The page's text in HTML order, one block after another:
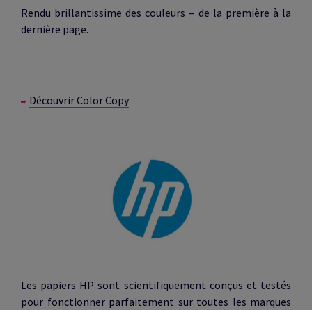
Rendu brillantissime des couleurs – de la première à la
dernière page.
Découvrir Color Copy
Les papiers HP sont scientifiquement conçus et testés
pour fonctionner parfaitement sur toutes les marques